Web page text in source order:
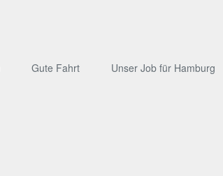
Gute Fahrt Unser Job für Hamburg